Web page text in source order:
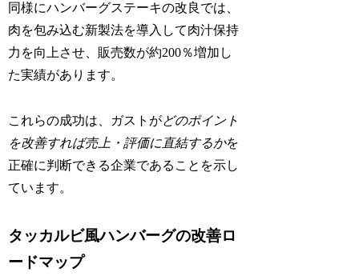
同様にハンバーグステーキの改良では、
肉を包み込む新製法を導入して肉汁保持
力を向上させ、販売数が約200％増加し
た実績があります。
これらの成功は、ガストがどのポイント
を改善すれば売上・評価に直結するかを
正確に判断できる企業であることを示し
ています。
タッカルビ風ハンバーグの改善ロ
ードマップ